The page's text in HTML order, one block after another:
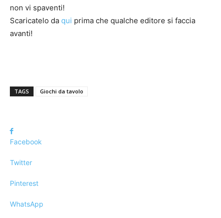
non vi spaventi!
Scaricatelo da qui prima che qualche editore si faccia
avanti!
TAGS Giochi da tavolo
Facebook
Twitter
Pinterest
WhatsApp